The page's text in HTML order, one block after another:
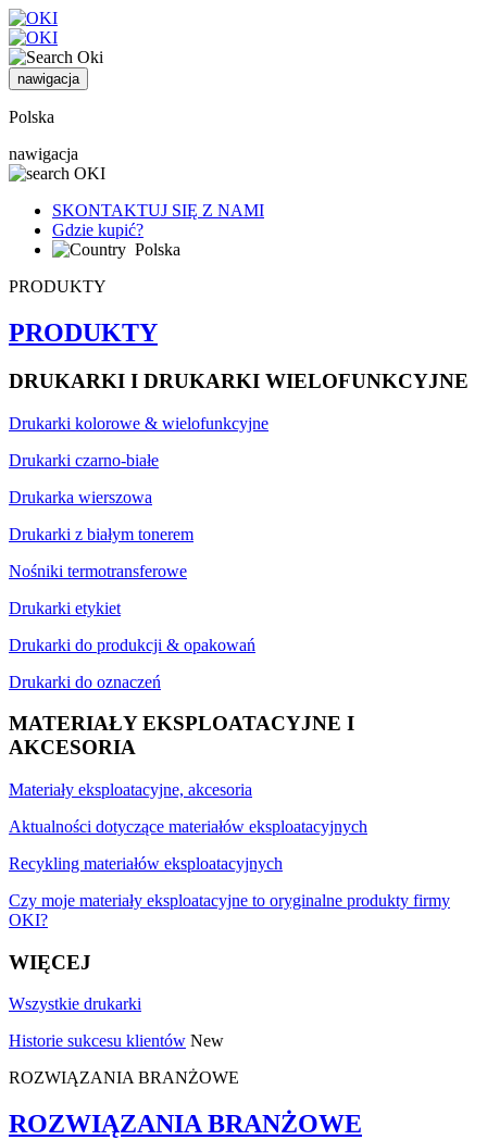
nawigacja
Polska
nawigacja
SKONTAKTUJ SIĘ Z NAMI
Gdzie kupić?
Polska
PRODUKTY
PRODUKTY
DRUKARKI I DRUKARKI WIELOFUNKCYJNE
Drukarki kolorowe & wielofunkcyjne
Drukarki czarno-białe
Drukarka wierszowa
Drukarki z białym tonerem
Nośniki termotransferowe
Drukarki etykiet
Drukarki do produkcji & opakowań
Drukarki do oznaczeń
MATERIAŁY EKSPLOATACYJNE I
AKCESORIA
Materiały eksploatacyjne, akcesoria
Aktualności dotyczące materiałów eksploatacyjnych
Recykling materiałów eksploatacyjnych
Czy moje materiały eksploatacyjne to oryginalne produkty firmy
OKI?
WIĘCEJ
Wszystkie drukarki
Historie sukcesu klientów New
ROZWIĄZANIA BRANŻOWE
ROZWIĄZANIA BRANŻOWE